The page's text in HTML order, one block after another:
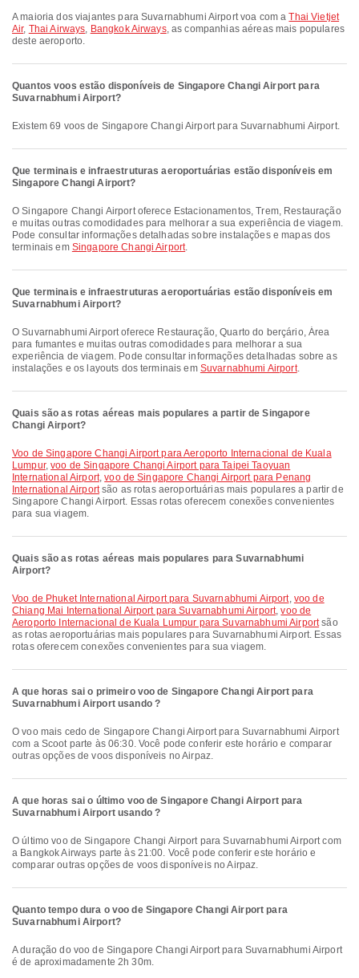
A maioria dos viajantes para Suvarnabhumi Airport voa com aThai Vietjet
Air, Thai Airways, Bangkok Airways, as companhias aéreas mais populares
deste aeroporto.
Quantos voos estão disponíveis de Singapore Changi Airport para
Suvarnabhumi Airport?
Existem 69 voos de Singapore Changi Airport para Suvarnabhumi Airport.
Que terminais e infraestruturas aeroportuárias estão disponíveis em
Singapore Changi Airport?
O Singapore Changi Airport oferece Estacionamentos, Trem, Restauração
e muitas outras comodidades para melhorar a sua experiência de viagem.
Pode consultar informações detalhadas sobre instalações e mapas dos
terminais em Singapore Changi Airport.
Que terminais e infraestruturas aeroportuárias estão disponíveis em
Suvarnabhumi Airport?
O Suvarnabhumi Airport oferece Restauração, Quarto do berçário, Área
para fumantes e muitas outras comodidades para melhorar a sua
experiência de viagem. Pode consultar informações detalhadas sobre as
instalações e os layouts dos terminais em Suvarnabhumi Airport.
Quais são as rotas aéreas mais populares a partir de Singapore
Changi Airport?
voo de Singapore Changi Airport para Aeroporto Internacional de Kuala
Lumpur,voo de Singapore Changi Airport para Taipei Taoyuan
International Airport,voo de Singapore Changi Airport para Penang
International Airportsão as rotas aeroportuárias mais populares a partir de
Singapore Changi Airport. Essas rotas oferecem conexões convenientes
para sua viagem.
Quais são as rotas aéreas mais populares para Suvarnabhumi
Airport?
voo de Phuket International Airport para Suvarnabhumi Airport, voo de
Chiang Mai International Airport para Suvarnabhumi Airport,voo de
Aeroporto Internacional de Kuala Lumpur para Suvarnabhumi Airportsão
as rotas aeroportuárias mais populares para Suvarnabhumi Airport. Essas
rotas oferecem conexões convenientes para sua viagem.
A que horas sai o primeiro voo de Singapore Changi Airport para
Suvarnabhumi Airport usando ?
O voo mais cedo de Singapore Changi Airport para Suvarnabhumi Airport
com a Scoot parte às 06:30. Você pode conferir este horário e comparar
outras opções de voos disponíveis no Airpaz.
A que horas sai o último voo de Singapore Changi Airport para
Suvarnabhumi Airport usando ?
O último voo de Singapore Changi Airport para Suvarnabhumi Airport com
a Bangkok Airways parte às 21:00. Você pode conferir este horário e
comparar outras opções de voos disponíveis no Airpaz.
Quanto tempo dura o voo de Singapore Changi Airport para
Suvarnabhumi Airport?
A duração do voo de Singapore Changi Airport para Suvarnabhumi Airport
é de aproximadamente 2h 30m.